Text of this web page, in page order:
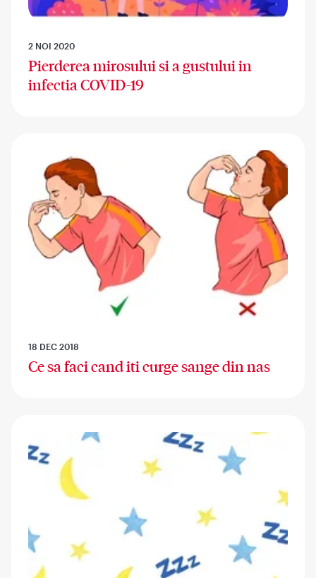
2 NOI 2020
Pierderea mirosului si a gustului in
infectia COVID-19
18 DEC 2018
Ce sa faci cand iti curge sange din nas